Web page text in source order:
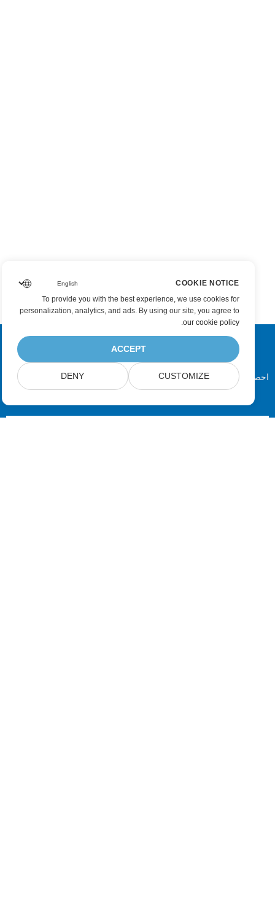
اشترك في Aspose تحديثات المنتج
احصل على رسائل إخبارية وعروض شهرية يتم توصيلها مباشرة إلى صندوق
البريد الخاص بك.
COOKIE NOTICE
To provide you with the best experience, we use cookies for
personalization, analytics, and ads. By using our site, you agree to
our cookie policy
.
ACCEPT
CUSTOMIZE
DENY